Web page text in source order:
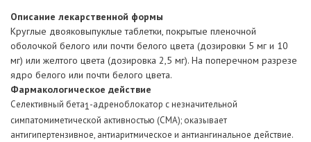
Описание лекарственной формы
Круглые двояковыпуклые таблетки, покрытые пленочной
оболочкой белого или почти белого цвета (дозировки 5 мг и 10
мг) или желтого цвета (дозировка 2,5 мг). На поперечном разрезе
ядро белого или почти белого цвета.
Фармакологическое действие
Селективный бета1-адреноблокатор с незначительной
симпатомиметической активностью (СМА); оказывает
антигипертензивное, антиаритмическое и антиангинальное действие.